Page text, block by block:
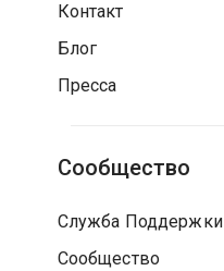
Контакт
Блог
Пресса
Сообщество
Служба Поддержки
Сообщество